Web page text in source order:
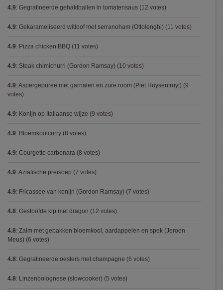
4.9: Gegratineerde gehaktballen in tomatensaus (12 votes)
4.9: Gekarameliseerd witloof met serranoham (Ottolenghi) (11 votes)
4.9: Pizza chicken BBQ (11 votes)
4.9: Steak chimichurri (Gordon Ramsay) (10 votes)
4.9: Aspergepuree met garnalen en zure room (Piet Huysentruyt) (9
votes)
4.9: Konijn op Italiaanse wijze (9 votes)
4.9: Bloemkoolcurry (8 votes)
4.9: Courgette carbonara (8 votes)
4.9: Aziatische preisoep (7 votes)
4.9: Fricassee van konijn (Gordon Ramsay) (7 votes)
4.8: Gestoofde kip met dragon (12 votes)
4.8: Zalm met gebakken bloemkool, aardappelen en spek (Jeroen
Meus) (6 votes)
4.8: Gegratineerde oesters met champagne (6 votes)
4.8: Linzenbolognese (slowcooker) (5 votes)